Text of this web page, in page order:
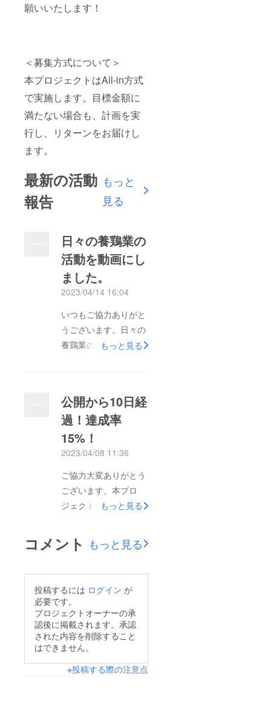
願いいたします！
＜募集方式について＞
本プロジェクトはAll-in方式
で実施します。目標金額に
満たない場合も、計画を実
行し、リターンをお届けし
ます。
最新の活動
報告
もっと
見る
日々の養鶏業の
活動を動画にし
ました。
2023/04/14 16:04
いつもご協力ありがと
うございます。日々の
養鶏業の活動を簡単な
なく見えるように作っ
ております。プロジェ
クトページのトップ画
像に再生マーク▶が表
すので、お時間がある
時にでも見ていただけ
れば幸いです。音が出
い。引き続き宜しくお
もっと見る
公開から10日経
過！達成率
15%！
2023/04/08 11:36
ご協力大変ありがとう
ございます。本プロ
ジェクト公開から10日
率は15%となっており
ます。自身に出来る限
広がっている事を感じ
ます。皆様方の情報拡
散にも大変感謝してお
ります。残すは3週間
だまだ諦めておりませ
もっと見る
コメント もっと見る
投稿するには ログイン が
必要です。
プロジェクトオーナーの承
認後に掲載されます。承認
された内容を削除すること
はできません。
※投稿する際の注意点